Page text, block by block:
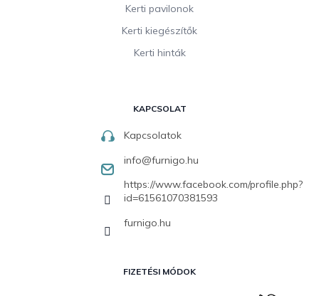
Kerti pavilonok
Kerti kiegészítők
Kerti hinták
KAPCSOLAT
Kapcsolatok
info@furnigo.hu
https://www.facebook.com/profile.php?
id=61561070381593
furnigo.hu
FIZETÉSI MÓDOK